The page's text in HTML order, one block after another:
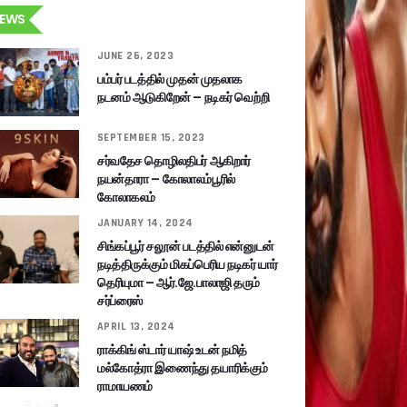
JUNE 26, 2023
பம்பர் படத்தில் முதன் முதலாக
நடனம் ஆடுகிறேன் – நடிகர் வெற்றி
SEPTEMBER 15, 2023
சர்வதேச தொழிலதிபர் ஆகிறார்
நயன்தாரா – கோலாலம்பூரில்
கோலாகலம்
JANUARY 14, 2024
சிங்கப்பூர் சலூன் படத்தில் என்னுடன்
நடித்திருக்கும் மிகப்பெரிய நடிகர் யார்
தெரியுமா – ஆர்.ஜே.பாலாஜி தரும்
சர்ப்ரைஸ்
APRIL 13, 2024
ராக்கிங் ஸ்டார் யாஷ் உடன் நமித்
மல்கோத்ரா இணைந்து தயாரிக்கும்
ராமாயணம்